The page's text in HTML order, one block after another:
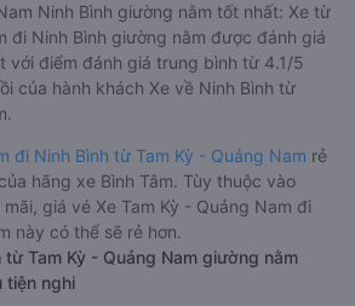
Ninh Bình giường nằm tốt nhất: Xe từ
đi Ninh Bình giường nằm được đánh giá
với điểm đánh giá trung bình từ 4.1/5
của hành khách Xe về Ninh Bình từ
đi Ninh Bình từ Tam Kỳ - Quảng Nam rẻ
hãng xe Bình Tâm. Tùy thuộc vào
giá vé Xe Tam Kỳ - Quảng Nam đi
này có thể sẽ rẻ hơn.
từ Tam Kỳ - Quảng Nam giường nằm
tiện nghi